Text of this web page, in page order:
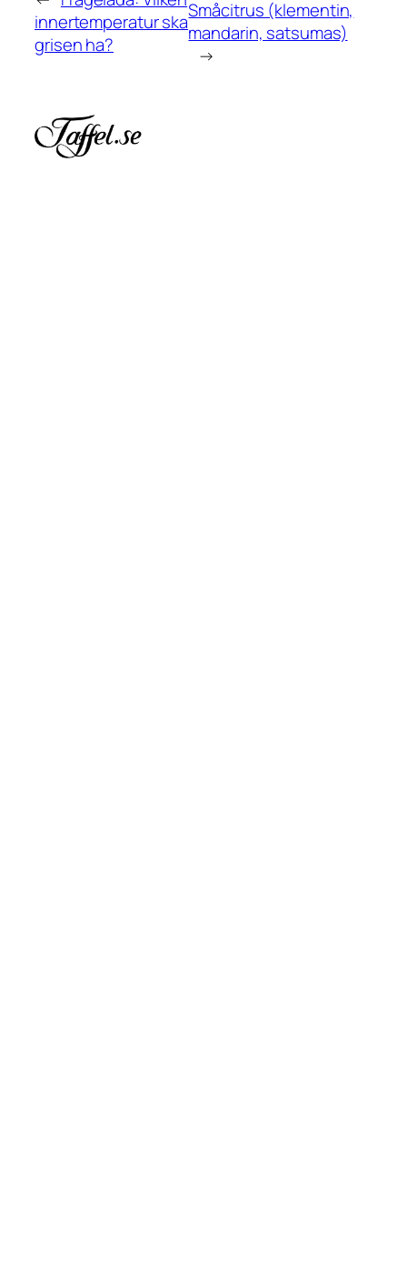
innertemperatur ska
grisen ha?
Småcitrus (klementin,
mandarin, satsumas)
→